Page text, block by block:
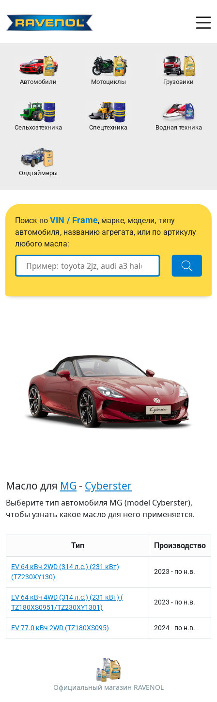
Автомобили Мотоциклы Грузовики
Сельхозтехника Спецтехника Водная техника
Олдтаймеры
Поиск поVIN / Frame, марке, модели, типу
автомобиля, названию агрегата, или по артикулу
любого масла:
Масло для MG - Cyberster
Выберите тип автомобиля MG (model Cyberster),
чтобы узнать какое масло для него применяется.
Тип Производство
EV 64 кВч 2WD (314 л.с.) (231 кВт)
(TZ230XY130)
2023 - по н.в.
EV 64 кВч 4WD (314 л.с.) (231 кВт) (
TZ180XS0951/TZ230XY1301)
2023 - по н.в.
EV 77.0 кВч 2WD (TZ180XS095) 2024 - по н.в.
Официальный магазин RAVENOL